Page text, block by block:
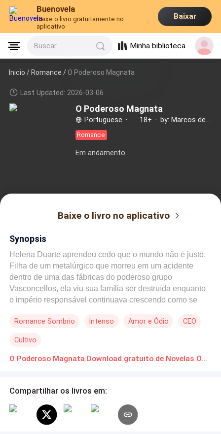
Buenovela
Baixe o livro gratuitamente no
aplicativo
Baixar
Buscar... Minha biblioteca
Inicio /Romance / O Poderoso Magnata
Last Updated: 2026-03-06
O Poderoso Magnata
Portuguese · 18+ ·
Romance
Em andamento
Baixe o livro no aplicativo
Synopsis
Helena Duarte aprendeu cedo que o mundo não é justo.
Filha de um metalúrgico que morreu em um acidente
dentro de uma das fábricas do poderoso grupo
Vasconcellos, ela viu sua família ser destruída enquanto
o império responsável continuava crescendo como se
uma das estrategistas financeiras mais brilhantes do
perfeita para se aproximar do homem que representa
tudo o que ela perdeu. Leonardo Vasconcellos. Frio,
carrega suas próprias cicatrizes. Desde a morte do irmão
pessoa se aproxime demais. Mas Helena não é qualquer
pessoa. Determinada a derrubar o império Vasconcellos
Romance Sombrio Intenso Amor e Ódio CEO
Cultivo
O Poderoso Magnata Download gratuito de Novelas Online em PDF
Compartilhar os livros em: